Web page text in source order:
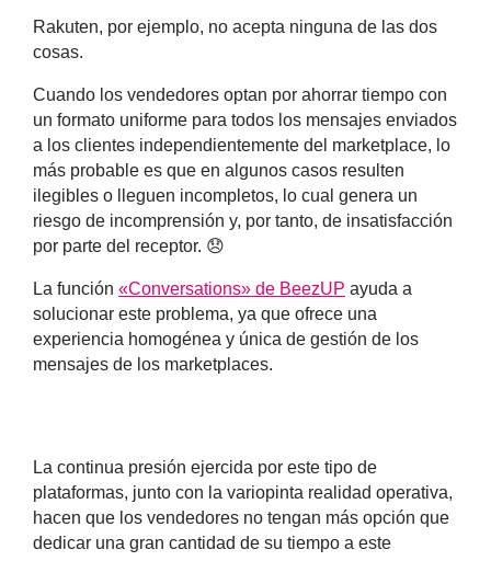
Rakuten, por ejemplo, no acepta ninguna de las dos
cosas.
Cuando los vendedores optan por ahorrar tiempo con
un formato uniforme para todos los mensajes enviados
a los clientes independientemente del marketplace, lo
más probable es que en algunos casos resulten
ilegibles o lleguen incompletos, lo cual genera un
riesgo de incomprensión y, por tanto, de insatisfacción
por parte del receptor. 😞
La función «Conversations» de BeezUP ayuda a
solucionar este problema, ya que ofrece una
experiencia homogénea y única de gestión de los
mensajes de los marketplaces.
La continua presión ejercida por este tipo de
plataformas, junto con la variopinta realidad operativa,
hacen que los vendedores no tengan más opción que
dedicar una gran cantidad de su tiempo a este